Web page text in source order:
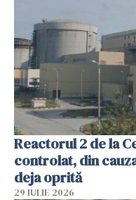
Reactorul 2 de la
controlat, din
deja oprită
29 IULIE 2026